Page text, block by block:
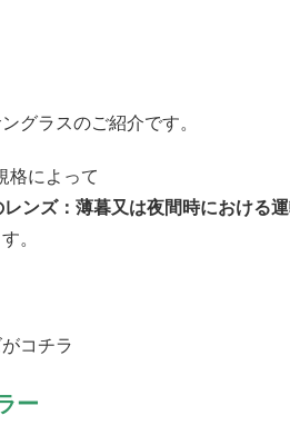
グラスのご紹介です。
格によって
レンズ：薄暮又は夜間時における
。
コチラ
ー